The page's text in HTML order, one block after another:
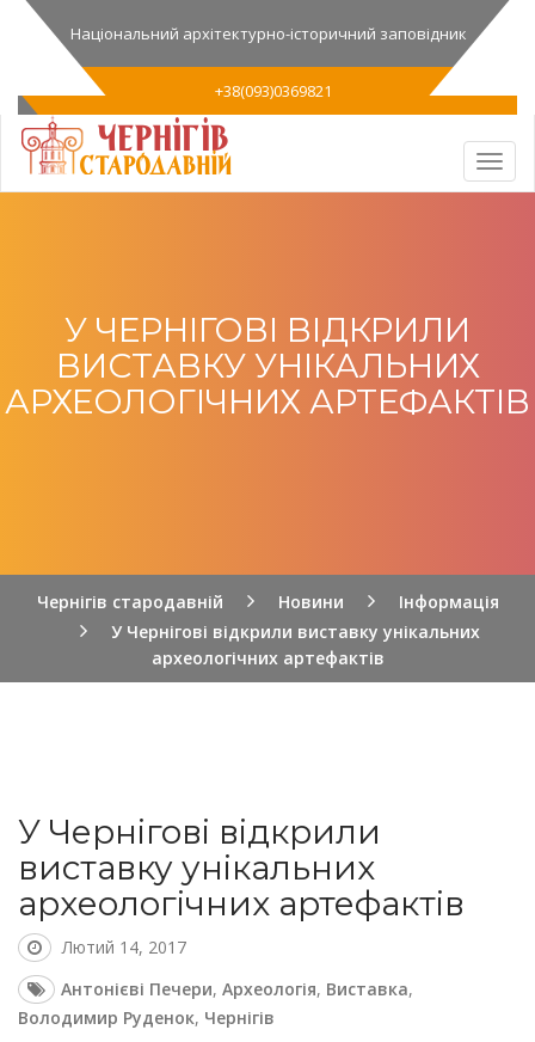
Національний архітектурно-історичний заповідник
+38(093)0369821
У ЧЕРНІГОВІ ВІДКРИЛИ
ВИСТАВКУ УНІКАЛЬНИХ
АРХЕОЛОГІЧНИХ АРТЕФАКТІВ
Чернігів стародавній Новини
Інформація
У Чернігові відкрили виставку унікальних
археологічних артефактів
У Чернігові відкрили
виставку унікальних
археологічних артефактів
Лютий 14, 2017
Антонієві Печери, Археологія, Виставка,
Володимир Руденок, Чернігів